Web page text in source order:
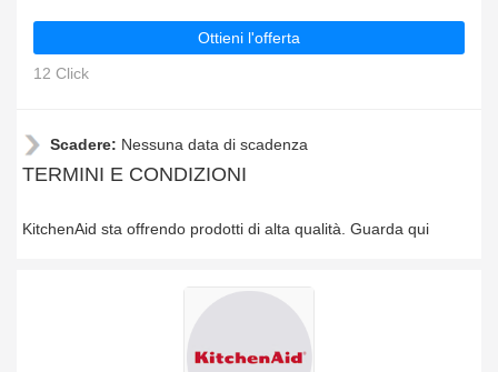
Ottieni l'offerta
12 Click
Scadere: Nessuna data di scadenza
TERMINI E CONDIZIONI
KitchenAid sta offrendo prodotti di alta qualità. Guarda qui